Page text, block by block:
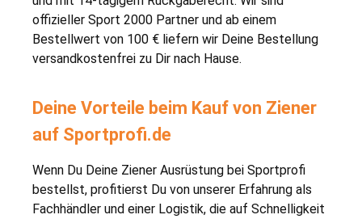
offizieller Sport 2000 Partner und ab einem
Bestellwert von 100 € liefern wir Deine Bestellung
versandkostenfrei zu Dir nach Hause.
Deine Vorteile beim Kauf von Ziener
auf Sportprofi.de
Wenn Du Deine Ziener Ausrüstung bei Sportprofi
bestellst, profitierst Du von unserer Erfahrung als
Fachhändler und einer Logistik, die auf Schnelligkeit